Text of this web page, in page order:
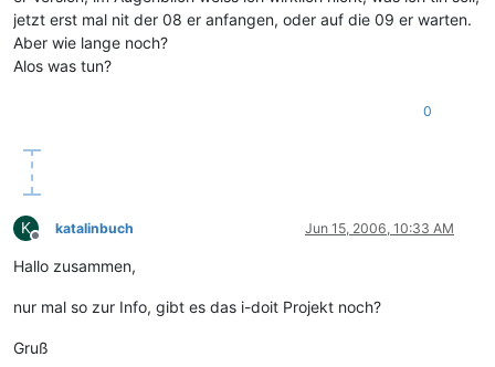
jetzt erst mal nit der 08 er anfangen, oder auf die 09 er warten.
Aber wie lange noch?
Alos was tun?
0
K
Offline
katalinbuch Jun 15, 2006, 10:33 AM
Hallo zusammen,
nur mal so zur Info, gibt es das i-doit Projekt noch?
Gruß